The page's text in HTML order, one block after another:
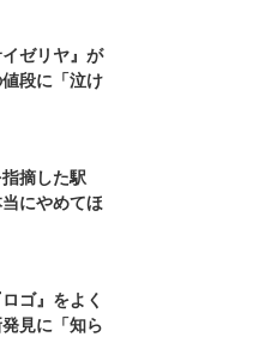
ゼリヤ』が
段に「泣け
摘した駅
にやめてほ
ゴ』をよく
見に「知ら